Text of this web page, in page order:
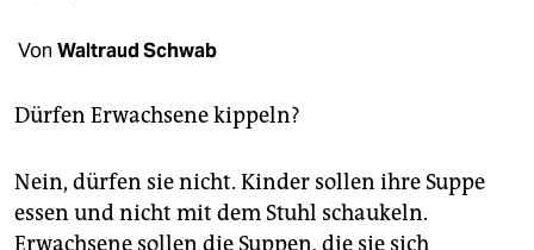
shop
abo
genossenschaft
Von Waltraud Schwab
Dürfen Erwachsene kippeln?
Nein, dürfen sie nicht. Kinder sollen ihre Suppe
essen und nicht mit dem Stuhl schaukeln.
Erwachsene sollen die Suppen, die sie sich